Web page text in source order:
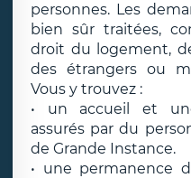
personnes. Les
bien sûr traitées,
droit du logement,
des étrangers ou
Vous y trouvez :
• un accueil et
assurés par du
de Grande Instance.
• une permanence